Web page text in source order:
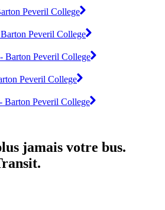
Peveril College
Peveril College
Barton Peveril College
Peveril College
Barton Peveril College
jamais votre bus.